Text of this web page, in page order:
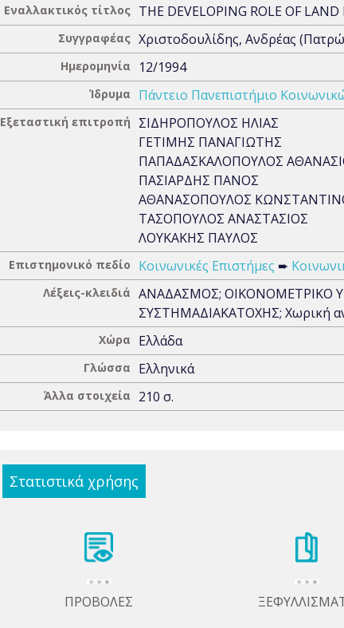
Εναλλακτικός τίτλος THE DEVELOPING ROLE OF LAND
Συγγραφέας Χριστοδουλίδης, Ανδρέας
Ημερομηνία 12/1994
Ίδρυμα Πάντειο Πανεπιστήμιο
Εξεταστική επιτροπή
ΣΙΔΗΡΟΠΟΥΛΟΣ ΗΛΙΑΣ
ΓΕΤΙΜΗΣ ΠΑΝΑΓΙΩΤΗΣ
ΠΑΠΑΔΑΣΚΑΛΟΠΟΥΛΟΣ
ΠΑΣΙΑΡΔΗΣ ΠΑΝΟΣ
ΑΘΑΝΑΣΟΠΟΥΛΟΣ
ΤΑΣΟΠΟΥΛΟΣ ΑΝΑΣΤΑΣΙΟΣ
ΛΟΥΚΑΚΗΣ ΠΑΥΛΟΣ
Επιστημονικό πεδίο Κοινωνικές Επιστήμες ➨
Λέξεις-κλειδιά ΑΝΑΔΑΣΜΟΣ; ΟΙΚΟΝΟΜΕΤΡΙΚΟ
ΣΥΣΤΗΜΑΔΙΑΚΑΤΟΧΗΣ; Χωρική
Χώρα Ελλάδα
Γλώσσα Ελληνικά
Άλλα στοιχεία 210 σ.
Στατιστικά χρήσης
ΠΡΟΒΟΛΕΣ